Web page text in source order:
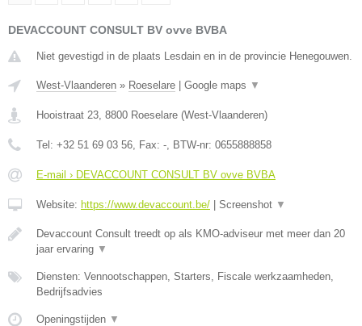
DEVACCOUNT CONSULT BV ovve BVBA
Niet gevestigd in de plaats Lesdain en in de provincie Henegouwen.
West-Vlaanderen » Roeselare Google maps ▼
Hooistraat 23, 8800 Roeselare (West-Vlaanderen)
Tel: +32 51 69 03 56, Fax: -, BTW-nr: 0655888858
E-mail › DEVACCOUNT CONSULT BV ovve BVBA
Website: https://www.devaccount.be/ Screenshot ▼
Devaccount Consult treedt op als KMO-adviseur met meer dan 20
jaar ervaring ▼
Diensten: Vennootschappen, Starters, Fiscale werkzaamheden,
Bedrijfsadvies
Openingstijden ▼